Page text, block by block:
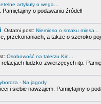
artykuły o wega...
o podawaniu źródeł!
Ostatni post: Niemięso o smaku mięsa...
przekonaniach, a także o szeroko
Osobowość na talerzu.Kin...
ludzko-zwierzęcych itp.
- Na jagody
i siebie nawzajem. Pamiętajmy o